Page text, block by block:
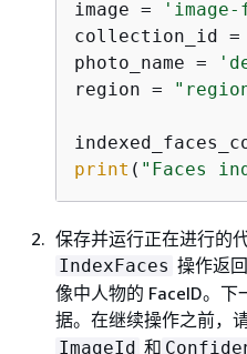
image =
collection_id =
photo_name =
region =
print ( "Faces
保存并运行正在进行的
IndexFaces 操作返
像中人物的 FaceID。
据。在继续操作之前，
ImageId 和